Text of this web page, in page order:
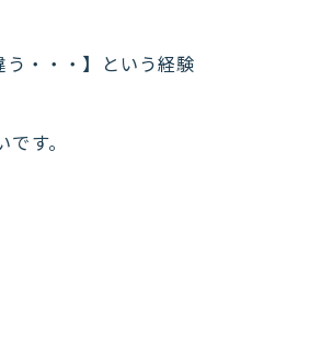
・・・】という経験
す。